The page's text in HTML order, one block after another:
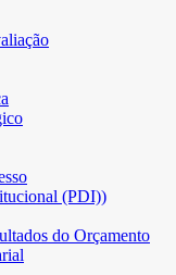
(PDI))
do Orçamento